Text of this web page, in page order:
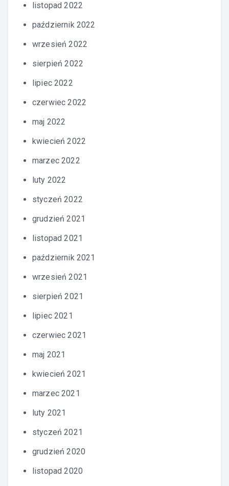
listopad 2022
październik 2022
wrzesień 2022
sierpień 2022
lipiec 2022
czerwiec 2022
maj 2022
kwiecień 2022
marzec 2022
luty 2022
styczeń 2022
grudzień 2021
listopad 2021
październik 2021
wrzesień 2021
sierpień 2021
lipiec 2021
czerwiec 2021
maj 2021
kwiecień 2021
marzec 2021
luty 2021
styczeń 2021
grudzień 2020
listopad 2020